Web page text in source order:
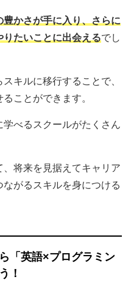
豊かさが手に入り、さらに
たいことに出会えるでし
キルに移行することで、
ことができます。
べるスクールがたくさん
将来を見据えてキャリア
がるスキルを身につける
「英語×プログラミン
！